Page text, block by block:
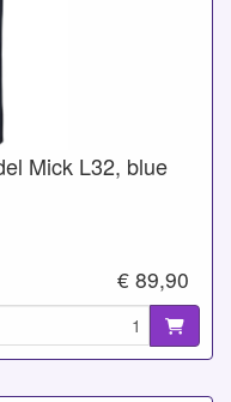
Mick L32, blue
€ 89,90